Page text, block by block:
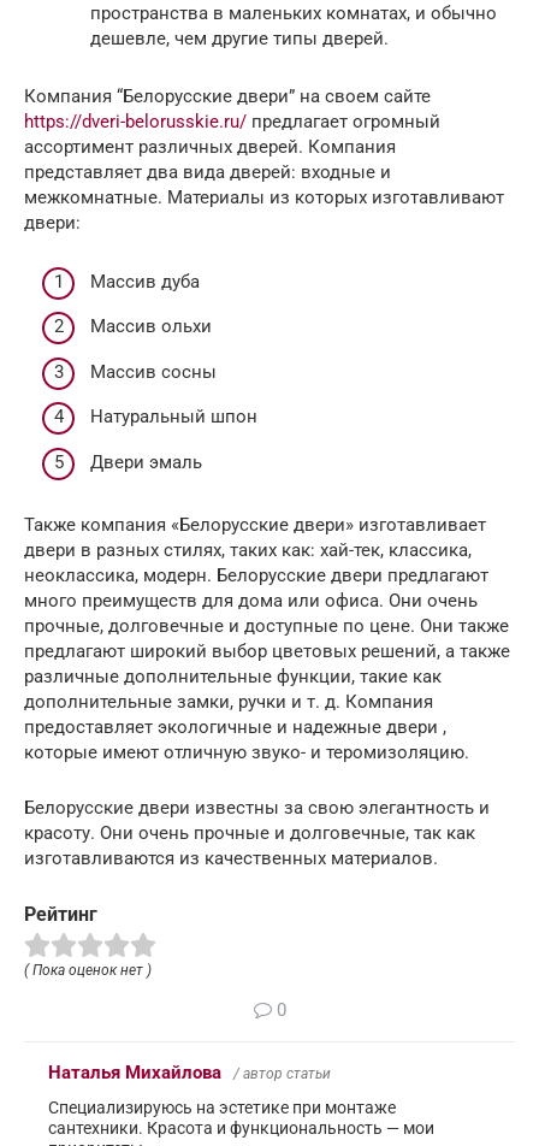
пространства в маленьких комнатах, и обычно
дешевле, чем другие типы дверей.
Компания “Белорусские двери” на своем сайте
https://dveri-belorusskie.ru/ предлагает огромный
ассортимент различных дверей. Компания
представляет два вида дверей: входные и
межкомнатные. Материалы из которых изготавливают
двери:
Массив дуба
Массив ольхи
Массив сосны
Натуральный шпон
Двери эмаль
Также компания «Белорусские двери» изготавливает
двери в разных стилях, таких как: хай-тек, классика,
неоклассика, модерн. Белорусские двери предлагают
много преимуществ для дома или офиса. Они очень
прочные, долговечные и доступные по цене. Они также
предлагают широкий выбор цветовых решений, а также
различные дополнительные функции, такие как
дополнительные замки, ручки и т. д. Компания
предоставляет экологичные и надежные двери ,
которые имеют отличную звуко- и теромизоляцию.
Белорусские двери известны за свою элегантность и
красоту. Они очень прочные и долговечные, так как
изготавливаются из качественных материалов.
Рейтинг
( Пока оценок нет )
0
Наталья Михайлова / автор статьи
Специализируюсь на эстетике при монтаже
сантехники. Красота и функциональность — мои